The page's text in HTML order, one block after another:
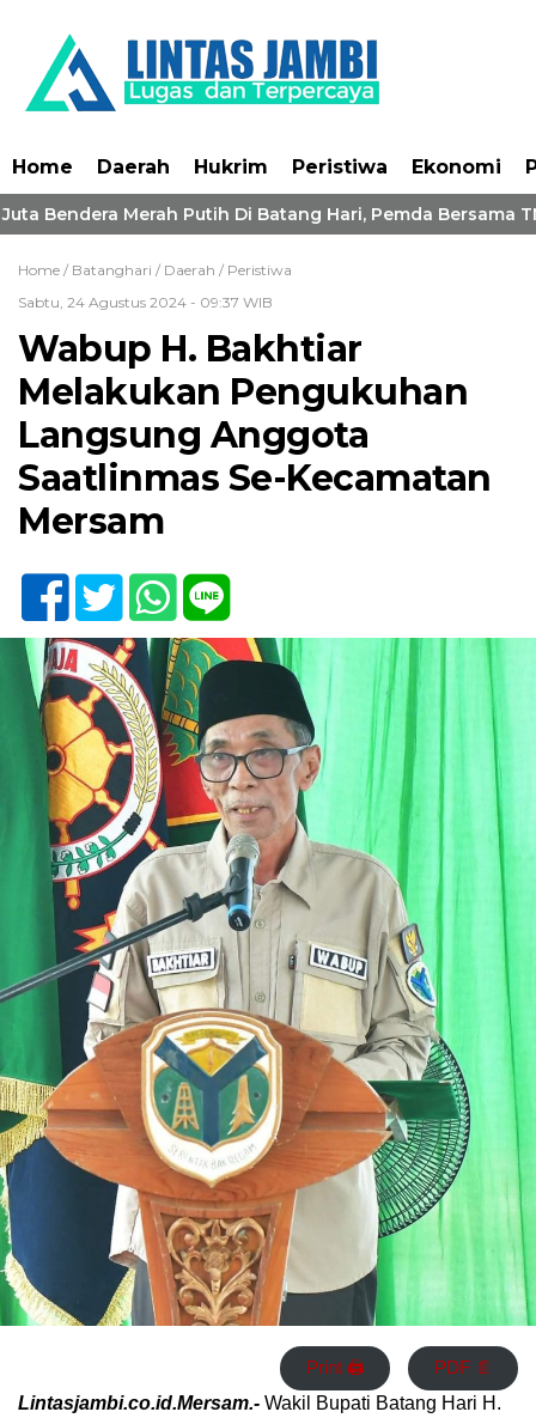
Home Daerah Hukrim Peristiwa Ekonomi
Bendera Merah Putih Di Batang Hari, Pemda Bersama
Home / Batanghari / Daerah / Peristiwa
Sabtu, 24 Agustus 2024 - 09:37 WIB
Wabup H. Bakhtiar
Melakukan Pengukuhan
Langsung Anggota
Saatlinmas Se-Kecamatan
Mersam
Print 🖨 PDF 📄
Lintasjambi.co.id.Mersam.- Wakil Bupati Batang Hari H.